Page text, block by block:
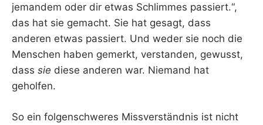
jemandem oder dir etwas Schlimmes passiert.“,
das hat sie gemacht. Sie hat gesagt, dass
anderen etwas passiert. Und weder sie noch die
Menschen haben gemerkt, verstanden, gewusst,
dass sie diese anderen war. Niemand hat
geholfen.
So ein folgenschweres Missverständnis ist nicht